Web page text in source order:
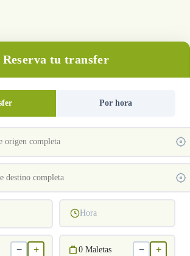
Reserva tu transfer
Por hora
Hora
− + 0 Maletas − +